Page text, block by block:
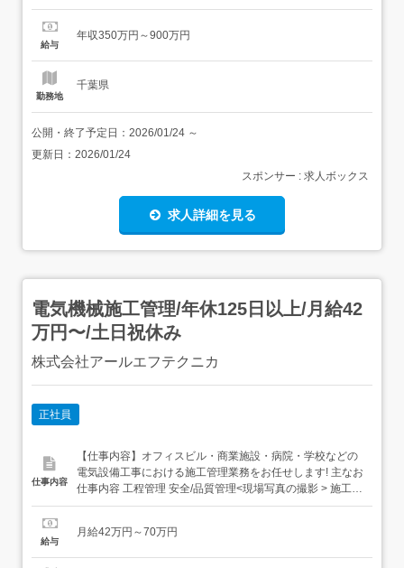
当していただきます。建築、土木、電気、設備など、ご自
画が可能です。スーパーゼネコンや大手ゼネコンを中心と
給与
年収350万円～900万円
勤務地
千葉県
公開・終了予定日： 2026/01/24 ～
更新日： 2026/01/24
スポンサー : 求人ボックス
求人詳細を見る
電気機械施工管理/年休125日以上/月給42
万円〜/土日祝休み
株式会社アールエフテクニカ
正社員
仕事内容
【仕事内容】オフィスビル・商業施設・病院・学校などの
電気設備工事における施工管理業務をお任せします! 主なお
仕事内容 工程管理 安全/品質管理<現場写真の撮影 > 施工図
チェック 書類作成 <職人さんとの打ち合わせ>[資材手配/進
せた案件配属 /「残業少なめ希望」「収入アップしたい」
給与
月給42万円～70万円